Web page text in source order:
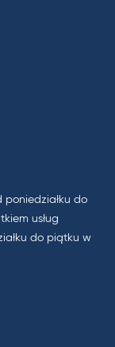
poniedziałku do
usług
do piątku w